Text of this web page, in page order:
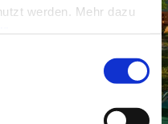
werden. Mehr dazu
.
hiking car parkis
middle station of